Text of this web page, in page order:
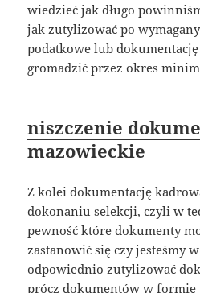
wiedzieć jak długo
jak zutylizować po
podatkowe lub
gromadzić przez okres
niszczenie
mazowieckie
Z kolei dokumentację
dokonaniu selekcji, czyli w
pewność które dokumenty
zastanowić się czy jesteśmy
odpowiednio zutylizować
prócz dokumentów w formie